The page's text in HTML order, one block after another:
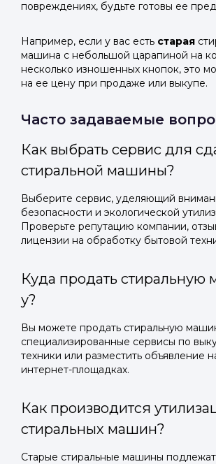
повреждениях, будьте готовы ее
Например, если у вас есть старая
машина с небольшой царапиной на
несколько изношенных кнопок, это
на ее цену при продаже или выкупе.
Часто задаваемые
Как выбрать сервис для
стиральной машины?
Выберите сервис, уделяющий
безопасности и экологической
Проверьте репутацию компании,
лицензии на обработку бытовой
Куда продать стиральную
у?
Вы можете продать стиральную
специализированные сервисы по
техники или разместить объявление
интернет-площадках.
Как производится
стиральных машин?
Старые стиральные машины